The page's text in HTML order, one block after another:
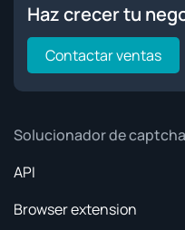
Haz crecer tu
Contactar ventas
Solucionador de
API
Browser extension